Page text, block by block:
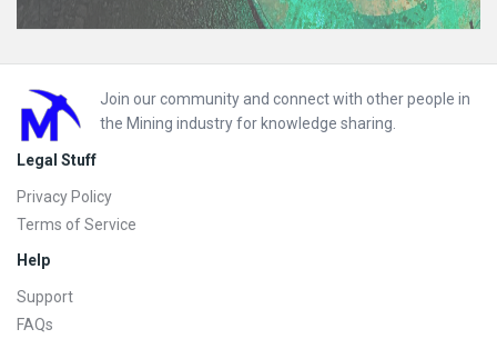
Footer
Join our community and connect with other people in
the Mining industry for knowledge sharing.
Legal Stuff
Privacy Policy
Terms of Service
Help
Support
FAQs